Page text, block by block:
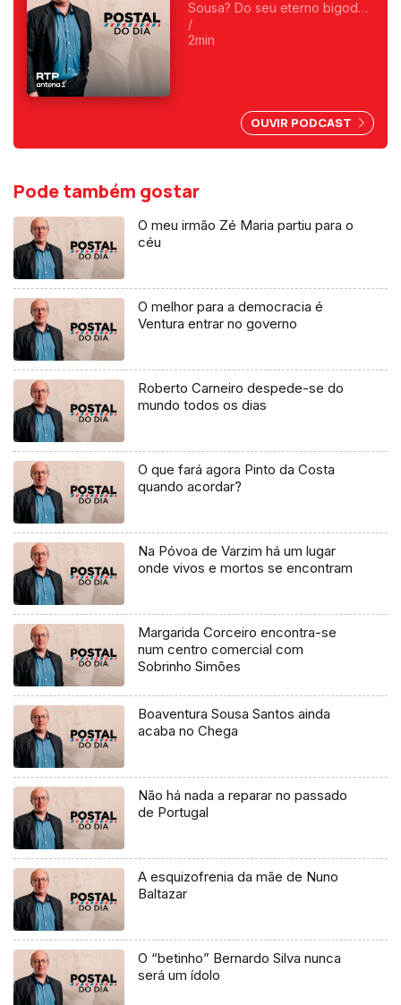
Sousa? Do seu eterno bigode?
Foi o primeiro a fazer
programas da manhã e o
/
2min
OUVIR PODCAST
Pode também gostar
O meu irmão Zé Maria partiu para o
céu
O melhor para a democracia é
Ventura entrar no governo
Roberto Carneiro despede-se do
mundo todos os dias
O que fará agora Pinto da Costa
quando acordar?
Na Póvoa de Varzim há um lugar
onde vivos e mortos se encontram
Margarida Corceiro encontra-se
num centro comercial com
Sobrinho Simões
Boaventura Sousa Santos ainda
acaba no Chega
Não há nada a reparar no passado
de Portugal
A esquizofrenia da mãe de Nuno
Baltazar
O “betinho” Bernardo Silva nunca
será um ídolo